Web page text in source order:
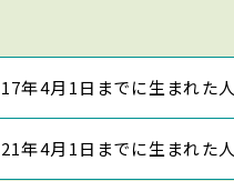
年4月1日までに生まれた人
年4月1日までに生まれた人